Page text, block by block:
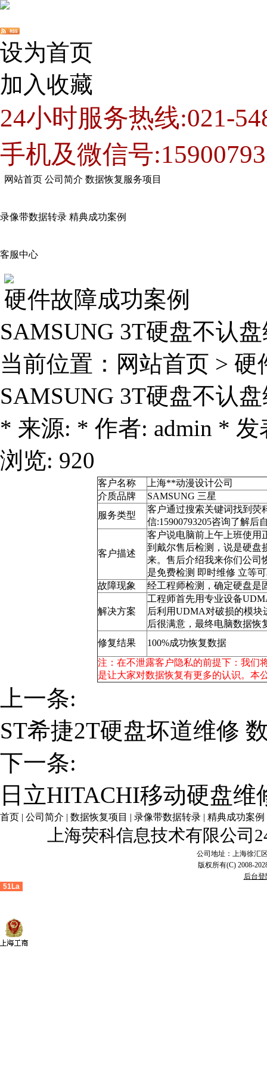
设为首页
加入收藏
24小时服务热线:021-
手机及微信号
网站首页 公司简介 数据恢复服务项目
录像带数据转录 精典成功案例
客服中心
硬件故障成功案例
SAMSUNG 3T硬盘不认
当前位置： 网站首页 > 硬
SAMSUNG 3T硬盘不认
* 来源: * 作者: admin * 发
浏览: 920
客户名称
上海**动漫设计公司
介质品牌
SAMSUNG 三星
服务类型
客户通过搜索关键词找到荧
信:15900793205咨询了解后
客户描述
客户说电脑前上午上班使用
到戴尔售后检测，说是硬盘
来。售后介绍我来你们公司
是免费检测 即时维修 立等
故障现象
经工程师检测，确定硬盘是
解决方案
工程师首先用专业设备
后利用UDMA对破损的模块
后很满意，最终电脑数据恢
修复结果
100%成功恢复数据
注：在不泄露客户隐私的前提下：我们
是让大家对数据恢复有更多的认识。本
上一条:
ST希捷2T硬盘坏道维修
下一条:
日立HITACHI移动硬盘
首页 | 公司简介 | 数据恢复项目 | 录像带数据转录 | 精典成功案例
上海荧科信息技术有限公司
公司地址：上海徐汇
版权所有(C) 2008-
后台登
51La